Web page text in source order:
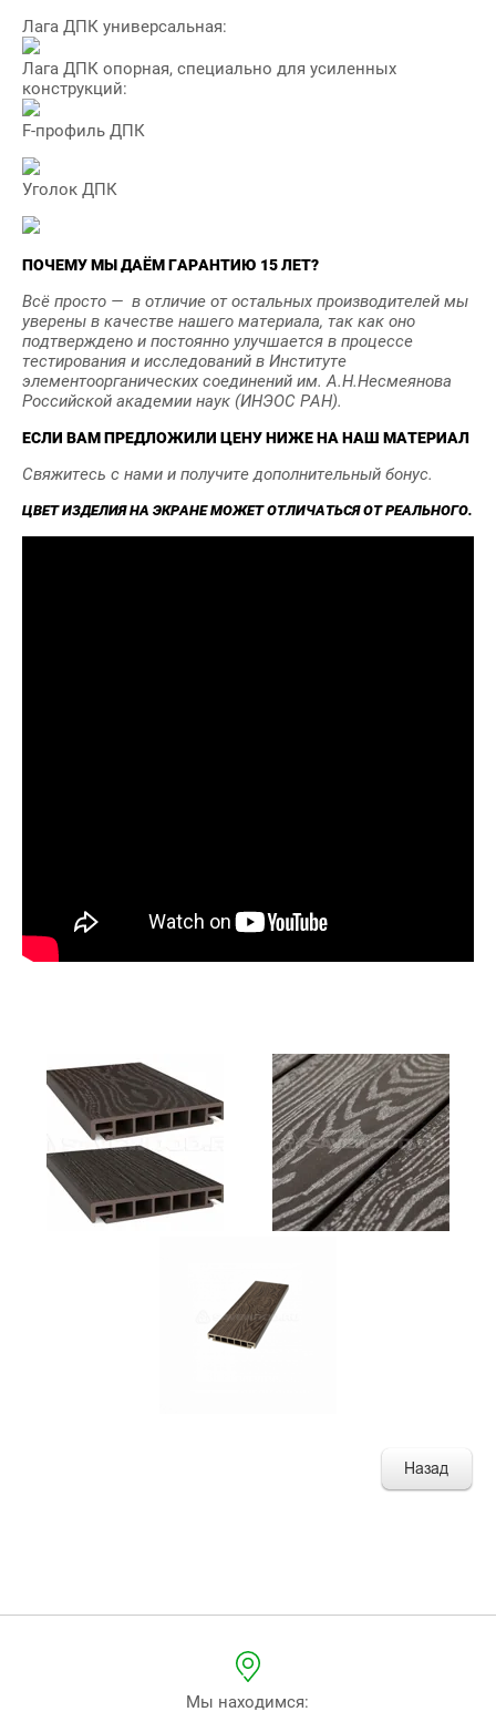
Лага ДПК универсальная:
Лага ДПК опорная, специально для усиленных
конструкций:
F-профиль ДПК
Уголок ДПК
ПОЧЕМУ МЫ ДАЁМ ГАРАНТИЮ 15 ЛЕТ?
Всё просто — в отличие от остальных производителей мы
уверены в качестве нашего материала, так как оно
подтверждено и постоянно улучшается в процессе
тестирования и исследований в Институте
элементоорганических соединений им. А.Н.Несмеянова
Российской академии наук (ИНЭОС РАН).
ЕСЛИ ВАМ ПРЕДЛОЖИЛИ ЦЕНУ НИЖЕ НА НАШ МАТЕРИАЛ
Свяжитесь с нами и получите дополнительный бонус.
ЦВЕТ ИЗДЕЛИЯ НА ЭКРАНЕ МОЖЕТ ОТЛИЧАТЬСЯ ОТ РЕАЛЬНОГО.
Мы находимся: